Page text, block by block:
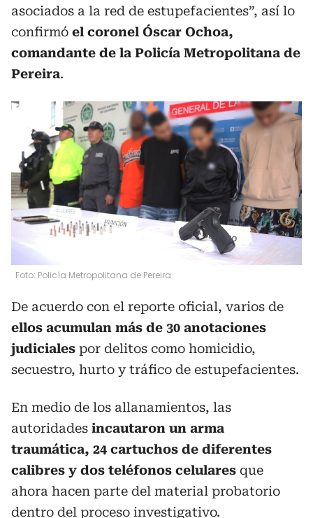
asociados a la red de estupefacientes”, así lo
confirmó el coronel Óscar Ochoa,
comandante de la Policía Metropolitana de
Pereira.
Foto: Policía Metropolitana de Pereira
De acuerdo con el reporte oficial, varios de
ellos acumulan más de 30 anotaciones
judiciales por delitos como homicidio,
secuestro, hurto y tráfico de estupefacientes.
En medio de los allanamientos, las
autoridades incautaron un arma
traumática, 24 cartuchos de diferentes
calibres y dos teléfonos celulares que
ahora hacen parte del material probatorio
dentro del proceso investigativo.